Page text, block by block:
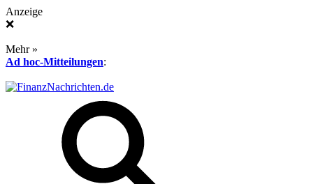
Anzeige
❌
Mehr »
Ad hoc-Mitteilungen: